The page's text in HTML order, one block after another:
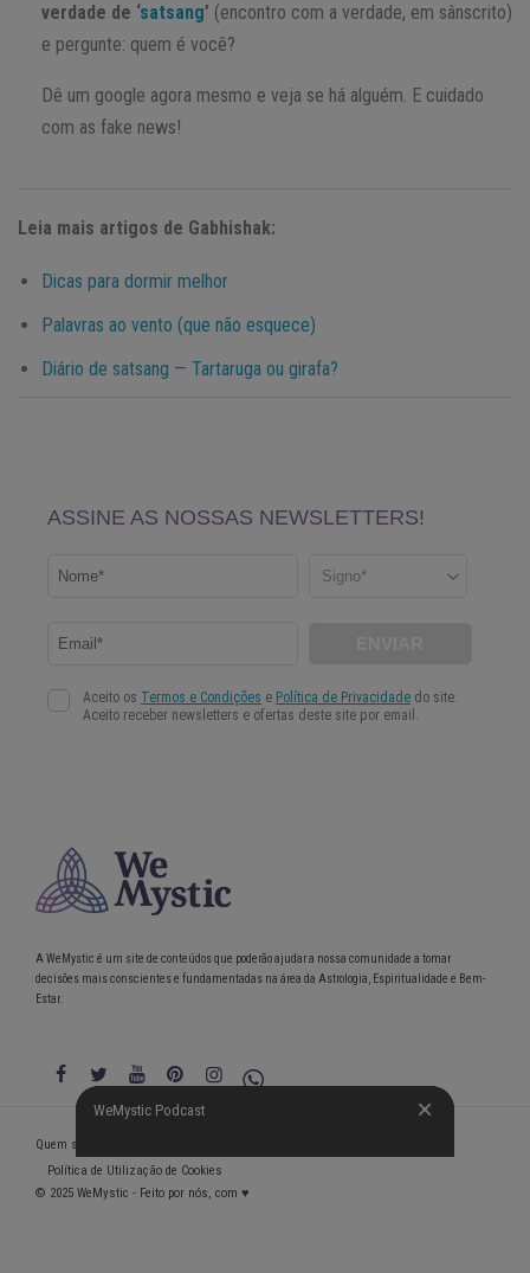
verdade de ‘satsang’ (encontro com a verdade, em sânscrito)
e pergunte: quem é você?
Dê um google agora mesmo e veja se há alguém. E cuidado
com as fake news!
Leia mais artigos de Gabhishak:
Dicas para dormir melhor
Palavras ao vento (que não esquece)
Diário de satsang — Tartaruga ou girafa?
WeMystic Podcast
A WeMystic é um site de conteúdos que poderão ajudar a nossa comunidade a tomar
decisões mais conscientes e fundamentadas na área da Astrologia, Espiritualidade e Bem-
Estar.
WeMystic Podcast
Quem somos
Política de Utilização de Cookies
© 2025 WeMystic - Feito por nós, com ♥